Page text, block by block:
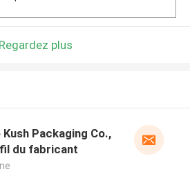
Regardez plus
Kush Packaging Co.,
du fabricant